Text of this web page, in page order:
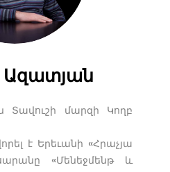
Ազատյան
Տավուշի մարզի Կողբ
է Երեւանի «Հրաչյա
«Մենեջմենթ և